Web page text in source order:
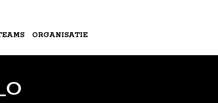
ORGANISATIE